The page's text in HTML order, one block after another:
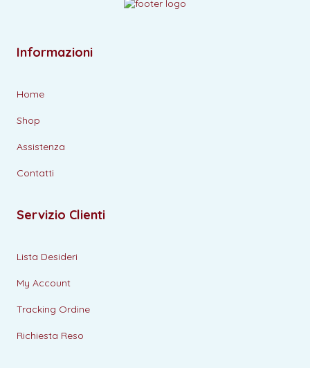
Informazioni
Home
Shop
Assistenza
Contatti
Servizio Clienti
Lista Desideri
My Account
Tracking Ordine
Richiesta Reso